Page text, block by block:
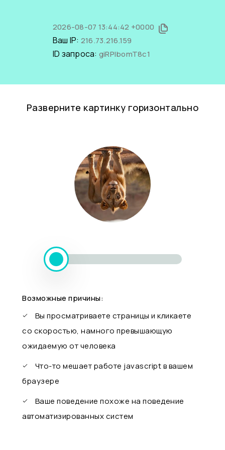
2026-08-07 13:44:42 +0000
Ваш IP: 216.73.216.159
ID запроса: giRPIbomT8c1
Разверните картинку горизонтально
Возможные причины:
Вы просматриваете страницы и кликаете
со скоростью, намного превышающую
ожидаемую от человека
Что-то мешает работе javascript в вашем
браузере
Ваше поведение похоже на поведение
автоматизированных систем